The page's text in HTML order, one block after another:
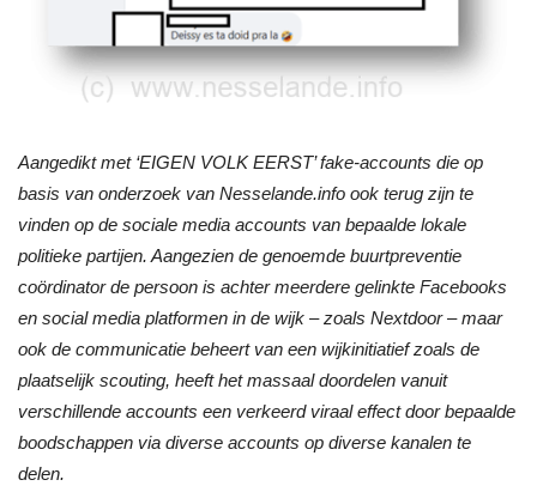
Aangedikt met ‘EIGEN VOLK EERST’ fake-accounts die op
basis van onderzoek van Nesselande.info ook terug zijn te
vinden op de sociale media accounts van bepaalde lokale
politieke partijen. Aangezien de genoemde buurtpreventie
coördinator de persoon is achter meerdere gelinkte Facebooks
en social media platformen in de wijk – zoals Nextdoor – maar
ook de communicatie beheert van een wijkinitiatief zoals de
plaatselijk scouting, heeft het massaal doordelen vanuit
verschillende accounts een verkeerd viraal effect door bepaalde
boodschappen via diverse accounts op diverse kanalen te
delen.